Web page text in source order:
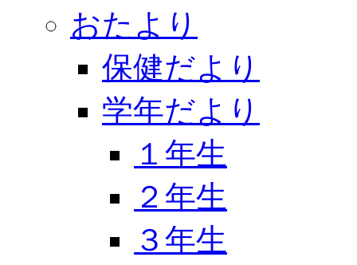
おたより
保健だより
学年だより
１年生
２年生
３年生